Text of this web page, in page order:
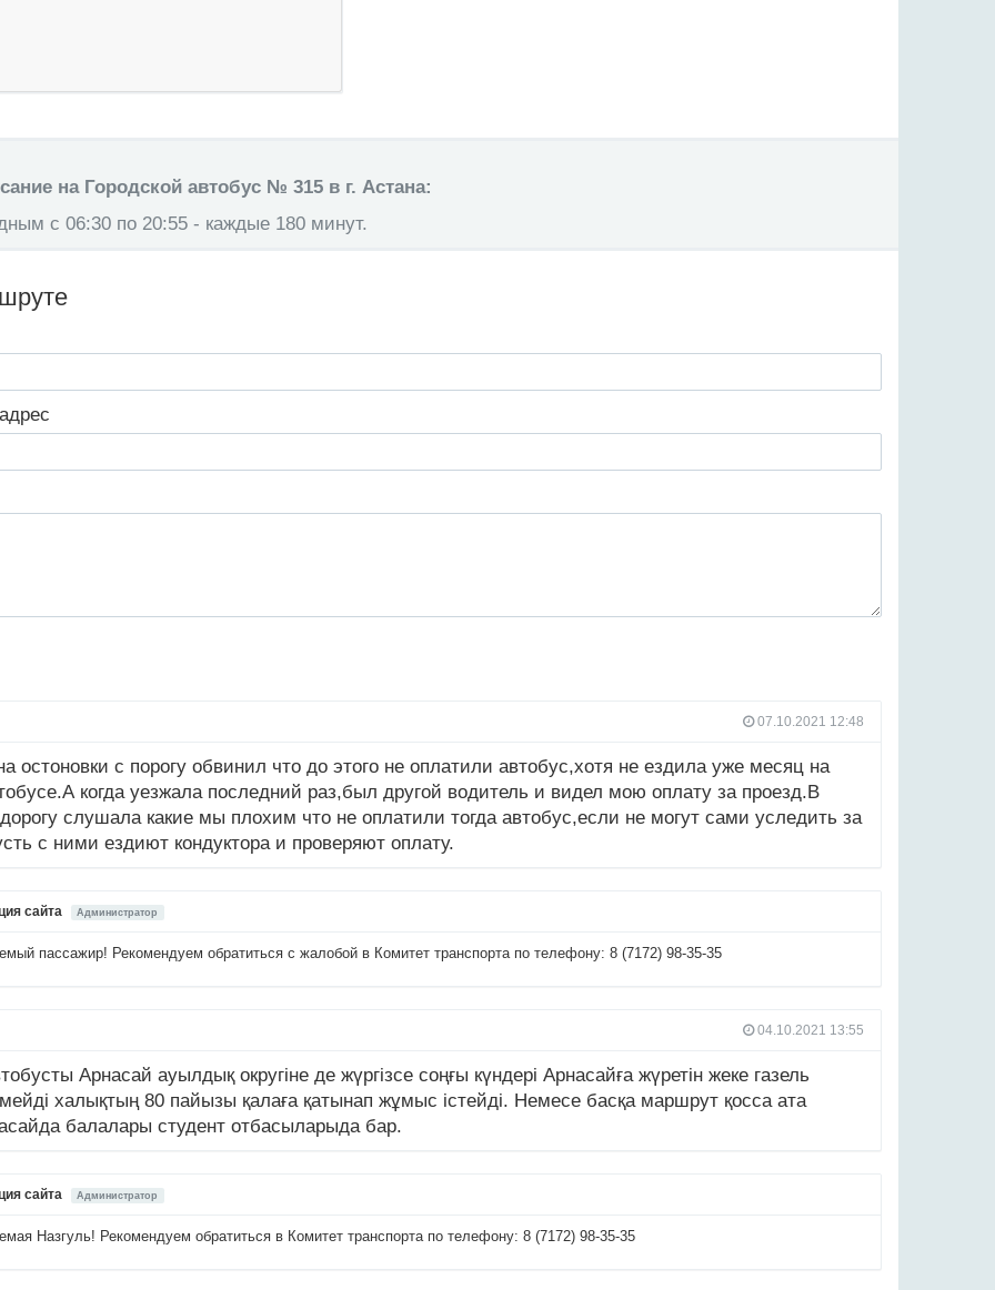
на Городской автобус № 315 в г. Астана:
с 06:30 по 20:55 - каждые 180 минут.
07.10.2021 12:48
остоновки с порогу обвинил что до этого не оплатили автобус,хотя не ездила уже месяц на
когда уезжала последний раз,был другой водитель и видел мою оплату за проезд.В
слушала какие мы плохим что не оплатили тогда автобус,если не могут сами уследить за
с ними ездиют кондуктора и проверяют оплату.
сайта Администратор
пассажир! Рекомендуем обратиться с жалобой в Комитет транспорта по телефону: 8 (7172) 98-35-35
04.10.2021 13:55
Арнасай ауылдық округіне де жүргізсе соңғы күндері Арнасайға жүретін жеке газель
халықтың 80 пайызы қалаға қатынап жұмыс істейді. Немесе басқа маршрут қосса ата
балалары студент отбасыларыда бар.
сайта Администратор
Назгуль! Рекомендуем обратиться в Комитет транспорта по телефону: 8 (7172) 98-35-35